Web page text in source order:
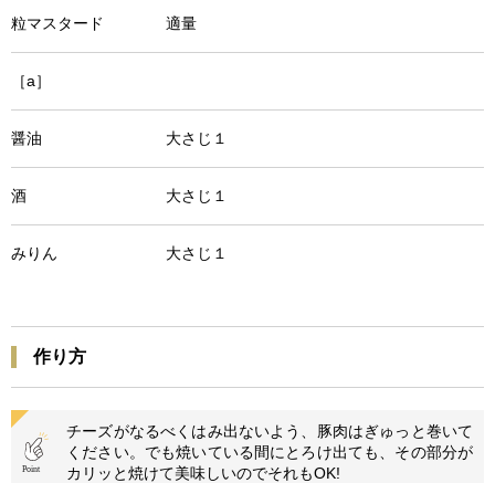
粒マスタード 適量
［a］
醤油 大さじ１
酒 大さじ１
みりん 大さじ１
作り方
チーズがなるべくはみ出ないよう、豚肉はぎゅっと巻いて
ください。でも焼いている間にとろけ出ても、その部分が
カリッと焼けて美味しいのでそれもOK!